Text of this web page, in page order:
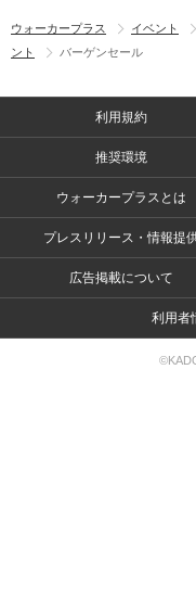
ウォーカープラス イベント
ント
バーゲンセール
利用規約
推奨環境
ウォーカープラスとは
プレスリリース・情報提
広告掲載について
利用者